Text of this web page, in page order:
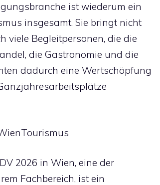
ist wiederum ein
insgesamt. Sie bringt nicht
viele Begleitpersonen, die die
die Gastronomie und die
dadurch eine Wertschöpfung
2026 in Wien, eine der
Fachbereich, ist ein